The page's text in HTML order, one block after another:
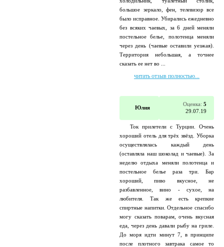
большое зеркало, фен, телевизор все
было исправное. Убирались ежедневно
без всяких чаевых, за 6 дней меняли
постельное белье, полотенца меняли
через день (чаевые оставили уезжая).
Территория небольшая, а точнее
сказать ее нет во ...
читать отзыв полностью...
Юлия
Оценка: 5
29.07.19
Ток прилетели с Турции. Очень
хороший отель для трёх звёзд. Уборка
осуществлялась каждый день
(оставляла наш шоколад и чаевые). За
неделю отдыха меняли полотенца и
постельное белье раза три. Бар
хороший, пиво вкусное, не
разбавленное, вино - сухое, на
любителя. Так же есть крепкие
спиртные напитки. Отдельное спасибо
могу сказать поварам, очень вкусная
еда, через день давали рыбу на гриле.
До моря идти минут 7, в принципе
после плотного завтрака самое то